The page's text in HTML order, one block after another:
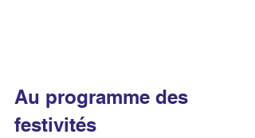
Au programme des
festivités